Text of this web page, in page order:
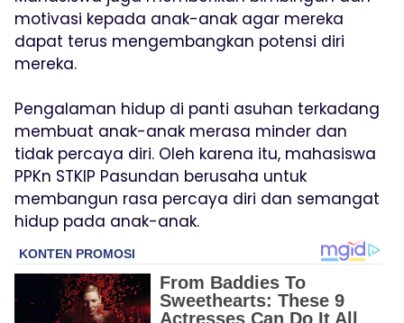
motivasi kepada anak-anak agar mereka
dapat terus mengembangkan potensi diri
mereka.
Pengalaman hidup di panti asuhan terkadang
membuat anak-anak merasa minder dan
tidak percaya diri. Oleh karena itu, mahasiswa
PPKn STKIP Pasundan berusaha untuk
membangun rasa percaya diri dan semangat
hidup pada anak-anak.